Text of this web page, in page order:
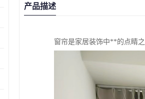
产品描述
窗帘是家居装饰中**的点睛